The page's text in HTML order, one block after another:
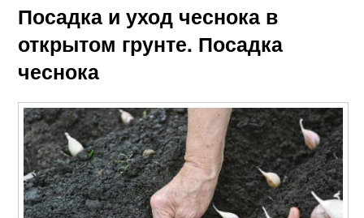
Посадка и уход чеснока в
открытом грунте. Посадка
чеснока